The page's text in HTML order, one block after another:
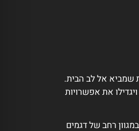
שמביא אל לב הבית.
את אפשרויות
רחב של דגמים